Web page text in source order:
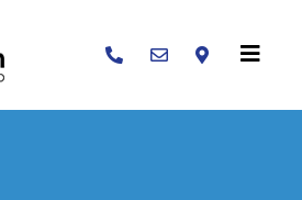
Buscar